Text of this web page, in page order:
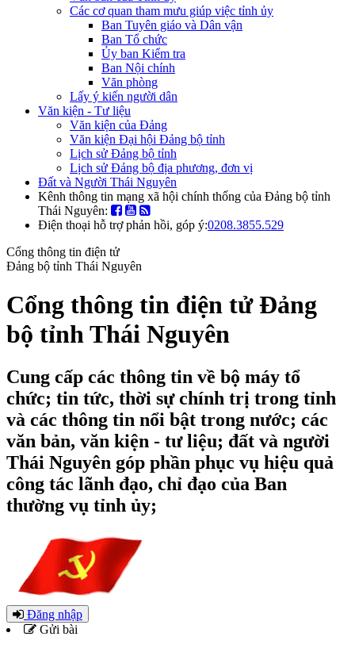
Các cơ quan tham mưu giúp việc tỉnh ủy
Ban Tuyên giáo và Dân vận
Ban Tổ chức
Ủy ban Kiểm tra
Ban Nội chính
Văn phòng
Lấy ý kiến người dân
Văn kiện - Tư liệu
Văn kiện của Đảng
Văn kiện Đại hội Đảng bộ tỉnh
Lịch sử Đảng bộ tỉnh
Lịch sử Đảng bộ địa phương, đơn vị
Đất và Người Thái Nguyên
Kênh thông tin mạng xã hội chính thống của Đảng bộ tỉnh
Thái Nguyên:
Điện thoại hỗ trợ phản hồi, góp ý:0208.3855.529
Cổng thông tin điện tử
Đảng bộ tỉnh Thái Nguyên
Cổng thông tin điện tử Đảng
bộ tỉnh Thái Nguyên
Cung cấp các thông tin về bộ máy tổ
chức; tin tức, thời sự chính trị trong tỉnh
và các thông tin nổi bật trong nước; các
văn bản, văn kiện - tư liệu; đất và người
Thái Nguyên góp phần phục vụ hiệu quả
công tác lãnh đạo, chỉ đạo của Ban
thường vụ tỉnh ủy;
Đăng nhập
Gửi bài